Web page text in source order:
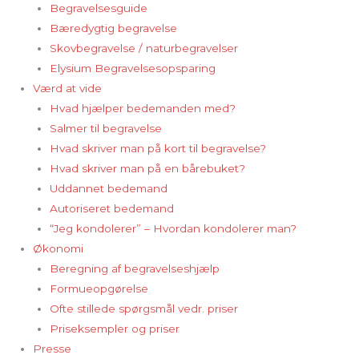
Begravelsesguide
Bæredygtig begravelse
Skovbegravelse / naturbegravelser
Elysium Begravelsesopsparing
Værd at vide
Hvad hjælper bedemanden med?
Salmer til begravelse
Hvad skriver man på kort til begravelse?
Hvad skriver man på en bårebuket?
Uddannet bedemand
Autoriseret bedemand
“Jeg kondolerer” – Hvordan kondolerer man?
Økonomi
Beregning af begravelseshjælp
Formueopgørelse
Ofte stillede spørgsmål vedr. priser
Priseksempler og priser
Presse